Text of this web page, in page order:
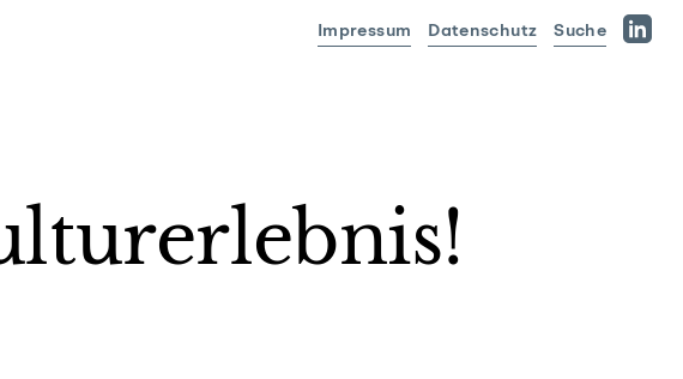
Impressum Datenschutz
Suche